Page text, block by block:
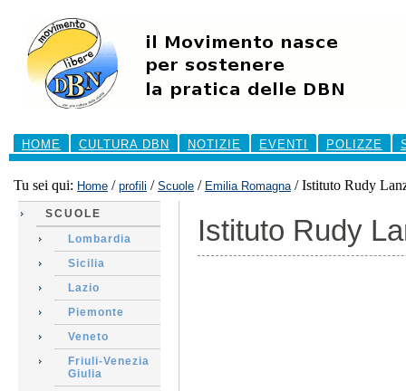
contenuti.
navigazione
Sezioni
HOME
CULTURA DBN NOTIZIE EVENTI POLIZZE
Tu sei qui: Home / profili / Scuole / Emilia Romagna /Istituto Rudy
SCUOLE
Lombardia
Sicilia
Lazio
Piemonte
Veneto
Friuli-Venezia
Giulia
Istituto Rudy